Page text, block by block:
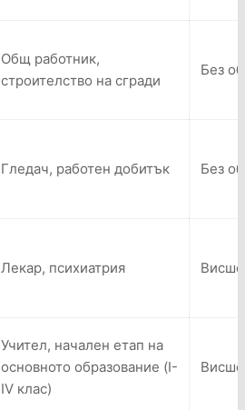
Общ работник,
строителство на сгради
Без
Гледач, работен добитък Без
Лекар, психиатрия Висше
Учител, начален етап на
основното образование (I-
IV клас)